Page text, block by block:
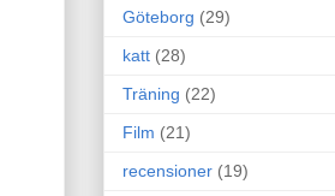
Göteborg (29)
katt (28)
Träning (22)
Film (21)
recensioner (19)